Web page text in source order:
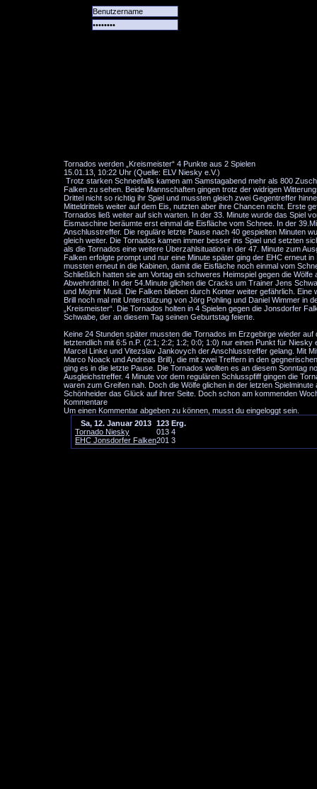
Tornados werden „Kreismeister“ 4 Punkte aus 2 Spielen
15.01.13, 10:22 Uhr (Quelle: ELV Niesky e.V.)
Trotz starken Schneefalls kamen am Samstagabend mehr als 800
Falken zu sehen. Beide Mannschaften gingen trotz der widrigen
Drittel nicht so richtig ihr Spiel und mussten gleich zwei Gegentreffer
Mitteldrittels weiter auf dem Eis, nutzten aber ihre Chancen nicht. Erste
Tornados ließ weiter auf sich warten. In der 33. Minute wurde das Spiel
Eismaschine beräumte erst einmal die Eisfläche vom Schnee. In der
Anschlusstreffer. Die reguläre letzte Pause nach 40 gespielten Minuten
gleich weiter. Die Tornados kamen immer besser ins Spiel und setzten
als die Tornados eine weitere Überzahlsituation in der 47. Minute zum
Falken erfolgte prompt und nur eine Minute später ging der EHC erneut
mussten erneut in die Kabinen, damit die Eisfläche noch einmal vom
Schließlich hatten sie am Vortag ein schweres Heimspiel gegen die
Abwehrdrittel. In der 54.Minute glichen die Cracks um Trainer Jens
und Mojmir Musil. Die Falken blieben durch Konter weiter gefährlich.
Brill noch mal mit Unterstützung von Jörg Pohling und Daniel Wimmer in
„Kreismeister“. Die Tornados holten in 4 Spielen gegen die Jonsdorfer
Schwabe, der an diesem Tag seinen Geburtstag feierte.
Keine 24 Stunden später mussten die Tornados im Erzgebirge wieder
letztendlich mit 6:5 n.P. (2:1; 2:2; 1:2; 0:0; 1:0) nur einen Punkt für
Marcel Linke und Vitezslav Jankovych der Anschlusstreffer gelang. Mit
Marco Noack und Andreas Brill), die mit zwei Treffern in den
ging es in die letzte Pause. Die Tornados wollten es an diesem Sonntag
Ausgleichstreffer. 4 Minute vor dem regulären Schlusspfiff gingen die
waren zum Greifen nah. Doch die Wölfe glichen in der letzten
Schönheider das Glück auf ihrer Seite. Doch schon am kommenden
Kommentare
Um einen Kommentar abgeben zu können, musst du eingeloggt sein.
Sa, 12. Januar 2013
123 Erg.
Tornado Niesky
013 4
EHC Jonsdorfer Falken201 3